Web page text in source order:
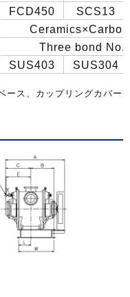
FCD450
SCS13
Three bond
SUS403 SUS304
ス、カップリングカバー